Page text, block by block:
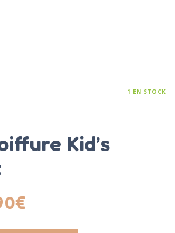
1 EN STOCK
Kid’s
€